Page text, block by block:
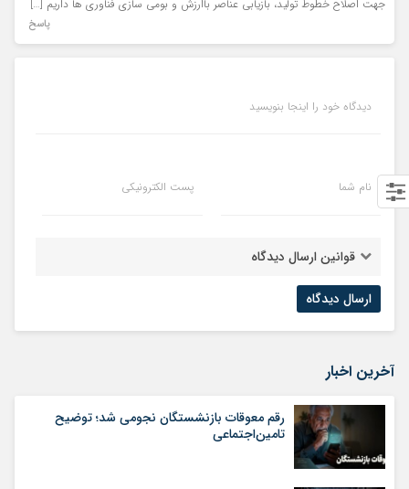
جهت اصلاح خطوط تولید، بازیابی عناصر باارزش و بومی سازی فناوری ها داریم […]
پاسخ
دیدگاه خود را اینجا بنویسید
نام شما پست الکترونیکی
قوانین ارسال دیدگاه
آخرین اخبار
رقم معوقات بازنشستگان نجومی شد؛ توضیح
تامین‌اجتماعی